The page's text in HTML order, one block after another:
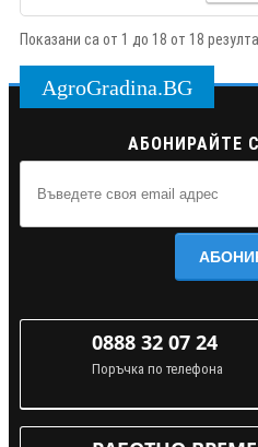
Показани са от 1 до 18 от 18
AgroGradina.BG
АБОНИРАЙТЕ
0888 32 07 24
Поръчка по телефона